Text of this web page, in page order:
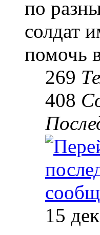
по
солдат
помочь
269
408
15